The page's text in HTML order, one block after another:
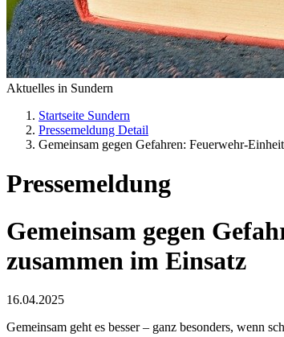
Aktuelles in Sundern
Startseite Sundern
Pressemeldung Detail
Gemeinsam gegen Gefahren: Feuerwehr-
Pressemeldung
Gemeinsam gegen
zusammen im Einsatz
16.04.2025
Gemeinsam geht es besser – ganz besonders, wenn